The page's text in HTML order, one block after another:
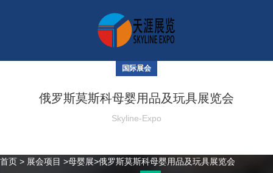
国际展会
俄罗斯莫斯科母婴用品及玩具展览会
Skyline-Expo
首页 > 展会项目 >母婴展>俄罗斯莫斯科母婴用品及玩具展览会